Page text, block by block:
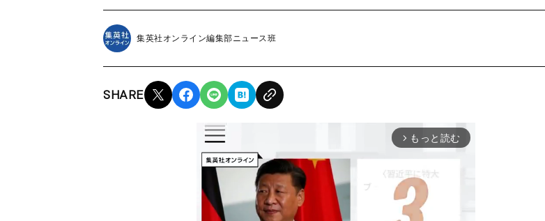
集英社オンライン編集部ニュース班
SHARE
arrow_forward_ios もっと読む